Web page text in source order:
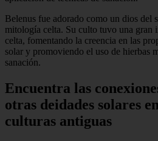
Belenus fue adorado como un dios del
mitología celta. Su culto tuvo una gran
celta, fomentando la creencia en las
solar y promoviendo el uso de hierbas
sanación.
Encuentra las
otras deidades solares
culturas antiguas